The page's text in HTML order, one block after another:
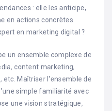
: elle les anticipe,
en actions concrètes.
en marketing digital ?
un ensemble complexe de
content marketing,
Maîtriser l’ensemble de
simple familiarité avec
une vision stratégique,